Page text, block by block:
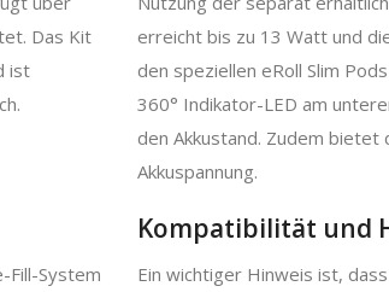
Das Kit
ist
erreicht bis zu 13 Watt und
den speziellen eRoll Slim
360° Indikator-LED am
den Akkustand. Zudem bietet
Akkuspannung.
Fill-System
Kompatibilität und
Ein wichtiger Hinweis ist,